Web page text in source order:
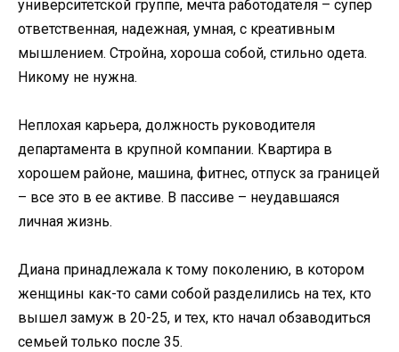
университетской группе, мечта работодателя – супер
ответственная, надежная, умная, с креативным
мышлением. Стройна, хороша собой, стильно одета.
Никому не нужна.
Неплохая карьера, должность руководителя
департамента в крупной компании. Квартира в
хорошем районе, машина, фитнес, отпуск за границей
– все это в ее активе. В пассиве – неудавшаяся
личная жизнь.
Диана принадлежала к тому поколению, в котором
женщины как-то сами собой разделились на тех, кто
вышел замуж в 20-25, и тех, кто начал обзаводиться
семьей только после 35.